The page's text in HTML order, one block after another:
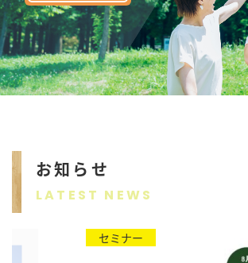
SERVICE
お客様の声
お知らせ
LATEST NEWS
セミナー